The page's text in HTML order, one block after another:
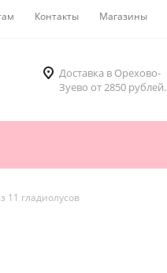
Контакты Магазины
Доставка в Орехово-
Зуево от 2850 рублей.
11 гладиолусов